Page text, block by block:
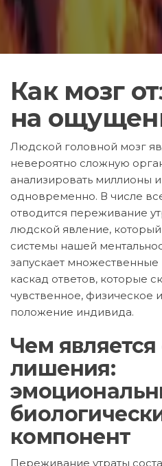
Как мозг
на
Людской головной мозг
невероятно сложную
анализировать миллионы
одновременно. В числе
отводится переживание
людской явление,
системы нашей
запускает
каскад ответов, которые
чувственное, физическое
положение индивида.
Чем
лишения:
компонент
Переживание утраты